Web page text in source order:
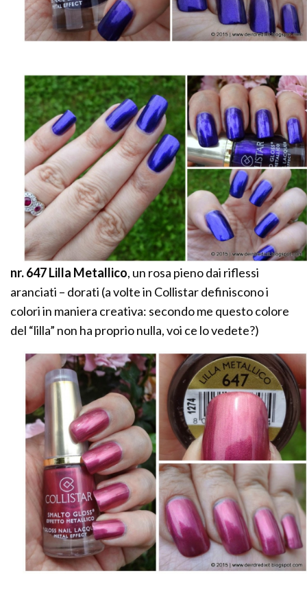
nr. 647 Lilla Metallico, un rosa pieno dai riflessi
aranciati – dorati (a volte in Collistar definiscono i
colori in maniera creativa: secondo me questo colore
del “lilla” non ha proprio nulla, voi ce lo vedete?)